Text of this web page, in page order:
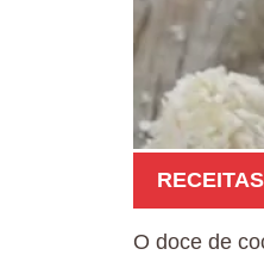
O doce de